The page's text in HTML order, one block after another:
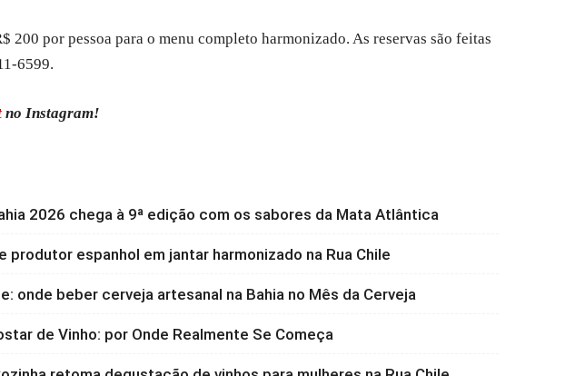
200 por pessoa para o menu completo harmonizado. As reservas são feitas
6599.
no Instagram!
2026 chega à 9ª edição com os sabores da Mata Atlântica
produtor espanhol em jantar harmonizado na Rua Chile
onde beber cerveja artesanal na Bahia no Mês da Cerveja
de Vinho: por Onde Realmente Se Começa